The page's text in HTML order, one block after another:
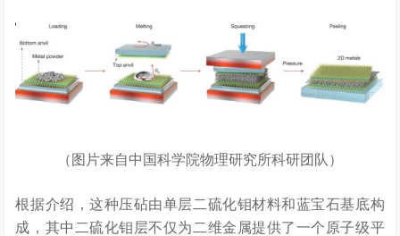
（图片来自中国科学院物理研究所科研团队）
根据介绍，这种压砧由单层二硫化钼材料和蓝宝石基底构
成，其中二硫化钼层不仅为二维金属提供了一个原子级平